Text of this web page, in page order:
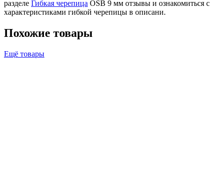
разделе Гибкая черепица OSB 9 мм отзывы и ознакомиться с
характеристиками гибкой черепицы в описани.
Похожие товары
Ещё товары